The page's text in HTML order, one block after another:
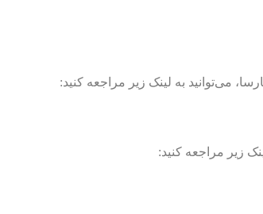
می‌توانید به لینک زیر مراجعه کنید:
زیر مراجعه کنید: